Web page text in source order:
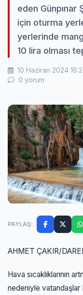
eden
için oturma
yerlerinde
10 lira olması
10 Haziran 2024
0 yorum
PAYLAŞ:
AHMET ÇAKIR/
Hava sıcaklıklarının
nedeniyle vatandaşlar